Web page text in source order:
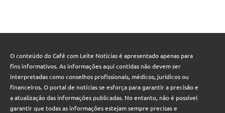
O conteúdo do Café com Leite Notícias é apresentado apenas para
fins informativos. As informações aqui contidas não devem ser
interpretadas como conselhos profissionais, médicos, jurídicos ou
financeiros. O portal de notícias se esforça para garantir a precisão e
a atualização das informações publicadas. No entanto, não é possível
garantir que todas as informações estejam sempre precisas e